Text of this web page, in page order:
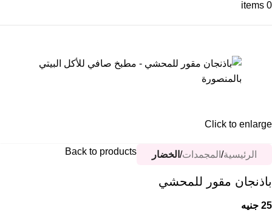
0
items
Click to enlarge
الرئيسية المجمدات الخضار Back to products
باذنجان مقور للمحشي
25 جنيه